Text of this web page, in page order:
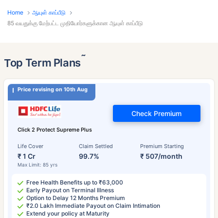
Home
ஆயுள் காப்பீடு
85 வயதுக்கு மேற்பட்ட முதியோர்களுக்கான ஆயுள் காப்பீடு
Top Term Plans˜
Price revising on 10th Aug
Click 2 Protect Supreme Plus
Life Cover
₹ 1 Cr
Max Limit: 85 yrs
Claim Settled
99.7%
Premium Starting
₹ 507/month
Check Premium
Free Health Benefits up to ₹63,000
Early Payout on Terminal Illness
Option to Delay 12 Months Premium
₹2.0 Lakh Immediate Payout on Claim Intimation
Extend your policy at Maturity